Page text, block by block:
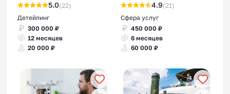
5.0(22)
Детейлинг
300 000 ₽
12 месяцев
20 000 ₽
4.9(21)
Сфера услуг
450 000 ₽
6 месяцев
60 000 ₽